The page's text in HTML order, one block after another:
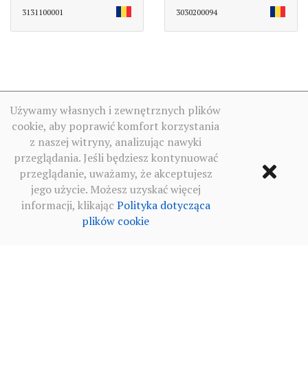
3131100001 3030200094
Używamy własnych i zewnętrznych plików
cookie, aby poprawić komfort korzystania
z naszej witryny, analizując nawyki
przeglądania. Jeśli będziesz kontynuować
przeglądanie, uważamy, że akceptujesz
jego użycie. Możesz uzyskać więcej
informacji, klikając Polityka dotycząca
plików cookie